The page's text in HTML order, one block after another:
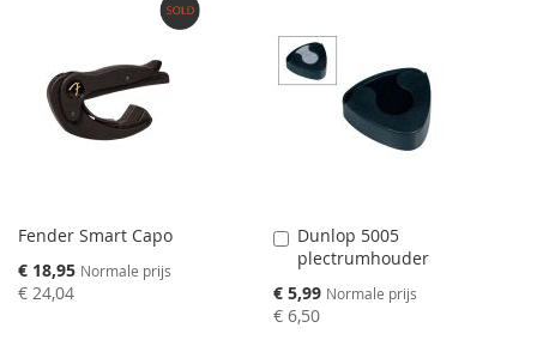
Fender Smart Capo
Speciale
prijs
€ 18,95 Normale prijs
€ 24,04
Dunlop 5005
plectrumhouder
Speciale
prijs
€ 5,99 Normale prijs
€ 6,50
Aan
winkelwagen
toevoegen